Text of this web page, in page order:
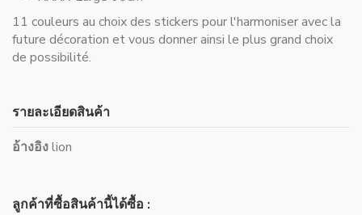
11 couleurs au choix des stickers pour l'harmoniser avec la
future décoration et vous donner ainsi le plus grand choix
de possibilité.
รายละเอียดสินค้า
อ้างอิงlion
ลูกค้าที่ซื้อสินค้านี้ได้ซื้อ :